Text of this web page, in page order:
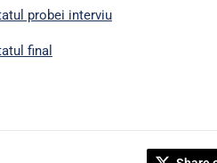
probei interviu
final